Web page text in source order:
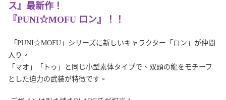
ス』最新作！
『PUNI☆MOFU ロン』！！
「PUNI☆MOFU」シリーズに新しいキャラクター「ロン」が仲間
入り。
「マオ」「トゥ」と同じ小型素体タイプで、双頭の龍をモチーフ
とした迫力の武装が特徴です。